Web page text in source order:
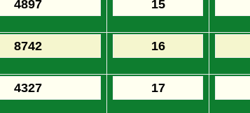
4897 15
8742 16
4327 17